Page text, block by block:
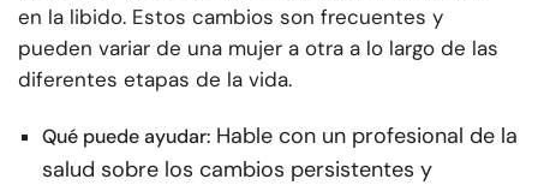
en la libido. Estos cambios son frecuentes y
pueden variar de una mujer a otra a lo largo de las
diferentes etapas de la vida.
Qué puede ayudar: Hable con un profesional de la
salud sobre los cambios persistentes y